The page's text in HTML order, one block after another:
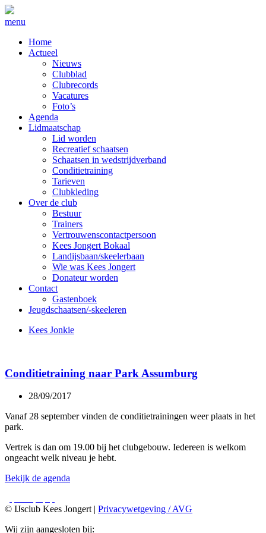
menu
Home
Actueel
Nieuws
Clubblad
Clubrecords
Vacatures
Foto’s
Agenda
Lidmaatschap
Lid worden
Recreatief schaatsen
Schaatsen in wedstrijdverband
Conditietraining
Tarieven
Clubkleding
Over de club
Bestuur
Trainers
Vertrouwenscontactpersoon
Kees Jongert Bokaal
Landijsbaan/skeelerbaan
Wie was Kees Jongert
Donateur worden
Contact
Gastenboek
Jeugdschaatsen/-skeeleren
Kees Jonkie
Conditietraining naar Park Assumburg
28/09/2017
Vanaf 28 september vinden de conditietrainingen weer plaats in het
park.
Vertrek is dan om 19.00 bij het clubgebouw. Iedereen is welkom
ongeacht welk niveau je hebt.
Bekijk de agenda
© IJsclub Kees Jongert | Privacywetgeving / AVG
Wij zijn aangesloten bij: